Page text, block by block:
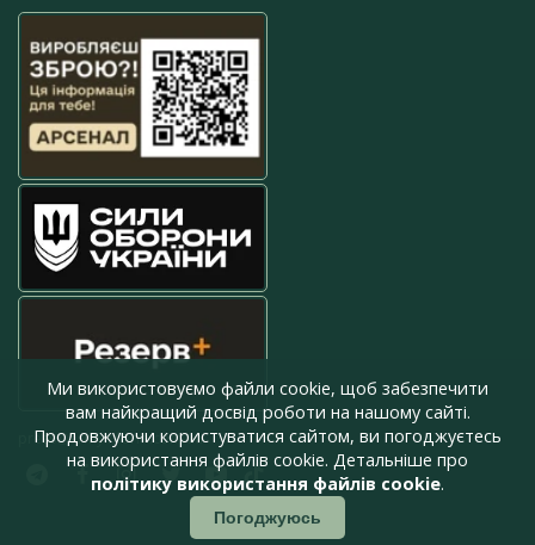
press@armyinform.com.ua
Ми використовуємо файли cookie, щоб забезпечити
вам найкращий досвід роботи на нашому сайті.
Продовжуючи користуватися сайтом, ви погоджуєтесь
на використання файлів cookie. Детальніше про
політику використання файлів cookie.
Погоджуюсь